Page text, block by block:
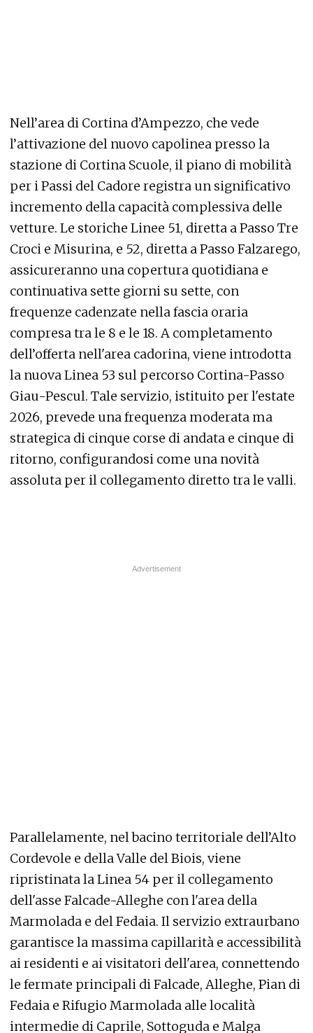
Nell’area di Cortina d’Ampezzo, che vede
l’attivazione del nuovo capolinea presso la
stazione di Cortina Scuole, il piano di mobilità
per i Passi del Cadore registra un significativo
incremento della capacità complessiva delle
vetture. Le storiche Linee 51, diretta a Passo Tre
Croci e Misurina, e 52, diretta a Passo Falzarego,
assicureranno una copertura quotidiana e
continuativa sette giorni su sette, con
frequenze cadenzate nella fascia oraria
compresa tra le 8 e le 18. A completamento
dell’offerta nell'area cadorina, viene introdotta
la nuova Linea 53 sul percorso Cortina-Passo
Giau-Pescul. Tale servizio, istituito per l'estate
2026, prevede una frequenza moderata ma
strategica di cinque corse di andata e cinque di
ritorno, configurandosi come una novità
assoluta per il collegamento diretto tra le valli.
Parallelamente, nel bacino territoriale dell’Alto
Cordevole e della Valle del Biois, viene
ripristinata la Linea 54 per il collegamento
dell'asse Falcade-Alleghe con l'area della
Marmolada e del Fedaia. Il servizio extraurbano
garantisce la massima capillarità e accessibilità
ai residenti e ai visitatori dell'area, connettendo
le fermate principali di Falcade, Alleghe, Pian di
Fedaia e Rifugio Marmolada alle località
intermedie di Caprile, Sottoguda e Malga